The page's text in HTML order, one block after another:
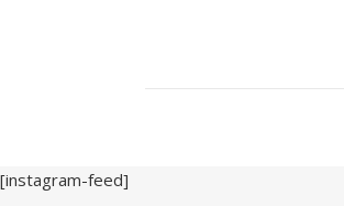
[instagram-feed]